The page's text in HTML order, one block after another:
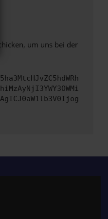
um uns bei der